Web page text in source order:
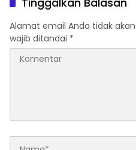
Alamat email Anda tidak
wajib ditandai *